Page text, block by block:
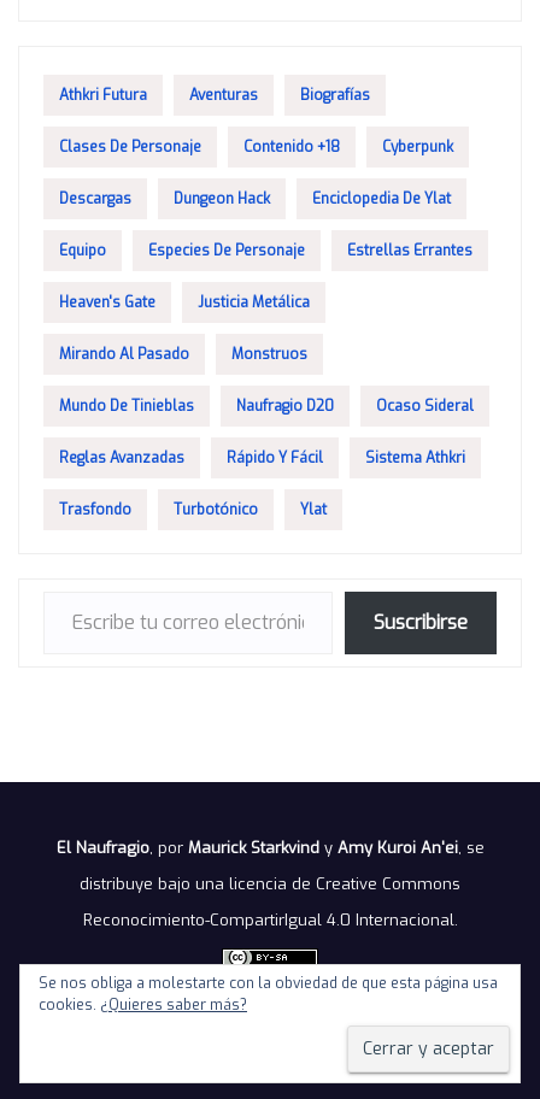
Athkri Futura Aventuras Biografías
Clases De Personaje Contenido +18 Cyberpunk
Descargas Dungeon Hack Enciclopedia De Ylat
Equipo Especies De Personaje Estrellas Errantes
Heaven's Gate Justicia Metálica
Mirando Al Pasado Monstruos
Mundo De Tinieblas Naufragio D20 Ocaso Sideral
Reglas Avanzadas Rápido Y Fácil Sistema Athkri
Trasfondo Turbotónico Ylat
Suscribirse
El Naufragio, por Maurick Starkvindy Amy Kuroi An'ei, se
distribuye bajo una licencia de Creative Commons
Reconocimiento-CompartirIgual 4.0 Internacional.
Política de privacidad
Se nos obliga a molestarte con la obviedad de que esta página usa
cookies. ¿Quieres saber más?